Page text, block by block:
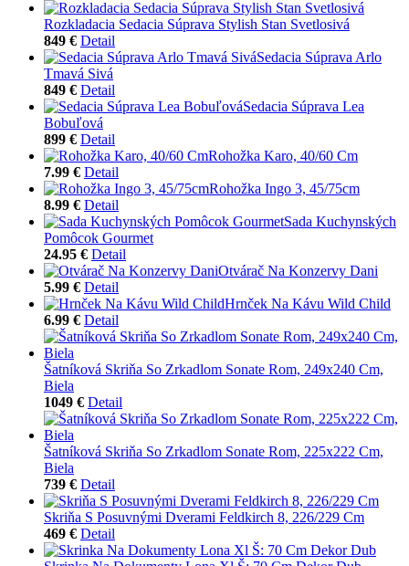
Rozkladacia Sedacia Súprava Stylish Stan Svetlosivá
849 € Detail
Sedacia Súprava Arlo
Tmavá Sivá
849 € Detail
Sedacia Súprava Lea
Bobuľová
899 € Detail
Rohožka Karo, 40/60 Cm
7.99 € Detail
Rohožka Ingo 3, 45/75cm
8.99 € Detail
Sada Kuchynských
Pomôcok Gourmet
24.95 € Detail
Otvárač Na Konzervy Dani
5.99 € Detail
Hrnček Na Kávu Wild Child
6.99 € Detail
Šatníková Skriňa So Zrkadlom Sonate Rom, 249x240 Cm,
Biela
1049 € Detail
Šatníková Skriňa So Zrkadlom Sonate Rom, 225x222 Cm,
Biela
739 € Detail
Skriňa S Posuvnými Dverami Feldkirch 8, 226/229 Cm
469 € Detail